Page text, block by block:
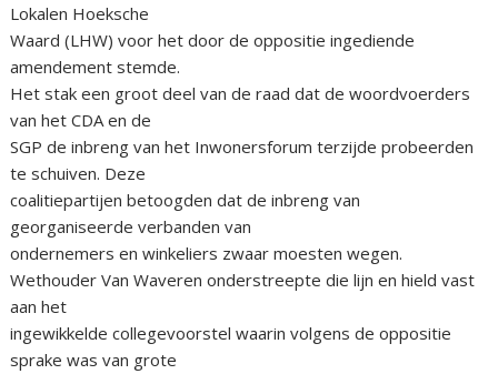
Lokalen Hoeksche
Waard (LHW) voor het door de oppositie ingediende
amendement stemde.
Het stak een groot deel van de raad dat de woordvoerders
van het CDA en de
SGP de inbreng van het Inwonersforum terzijde probeerden
te schuiven. Deze
coalitiepartijen betoogden dat de inbreng van
georganiseerde verbanden van
ondernemers en winkeliers zwaar moesten wegen.
Wethouder Van Waveren onderstreepte die lijn en hield vast
aan het
ingewikkelde collegevoorstel waarin volgens de oppositie
sprake was van grote